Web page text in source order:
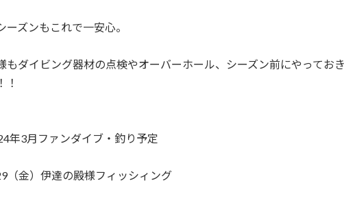
ーズンもこれで一安心。
もダイビング器材の点検やオーバーホール、シーズン前にやってお
！
年3月ファンダイブ・釣り予定
（金）伊達の殿様フィッシィング